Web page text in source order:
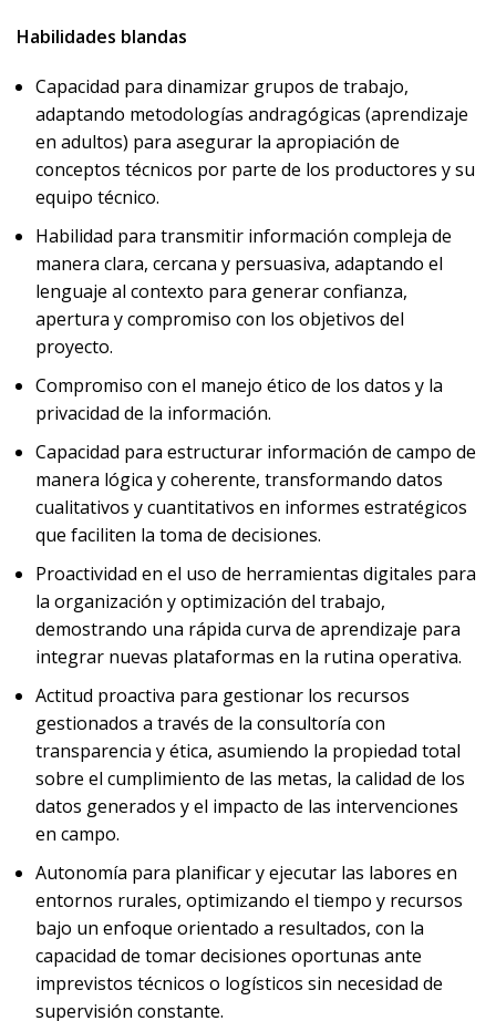
Habilidades blandas
Capacidad para dinamizar grupos de trabajo,
adaptando metodologías andragógicas (aprendizaje
en adultos) para asegurar la apropiación de
conceptos técnicos por parte de los productores y su
equipo técnico.
Habilidad para transmitir información compleja de
manera clara, cercana y persuasiva, adaptando el
lenguaje al contexto para generar confianza,
apertura y compromiso con los objetivos del
proyecto.
Compromiso con el manejo ético de los datos y la
privacidad de la información.
Capacidad para estructurar información de campo de
manera lógica y coherente, transformando datos
cualitativos y cuantitativos en informes estratégicos
que faciliten la toma de decisiones.
Proactividad en el uso de herramientas digitales para
la organización y optimización del trabajo,
demostrando una rápida curva de aprendizaje para
integrar nuevas plataformas en la rutina operativa.
Actitud proactiva para gestionar los recursos
gestionados a través de la consultoría con
transparencia y ética, asumiendo la propiedad total
sobre el cumplimiento de las metas, la calidad de los
datos generados y el impacto de las intervenciones
en campo.
Autonomía para planificar y ejecutar las labores en
entornos rurales, optimizando el tiempo y recursos
bajo un enfoque orientado a resultados, con la
capacidad de tomar decisiones oportunas ante
imprevistos técnicos o logísticos sin necesidad de
supervisión constante.